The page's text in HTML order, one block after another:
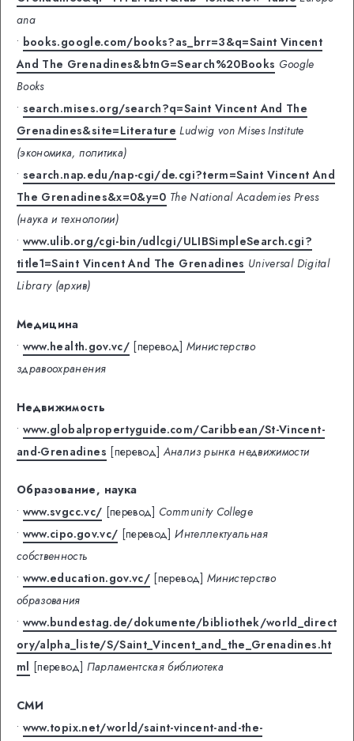
ana
• books.google.com/books?as_brr=3&q=Saint Vincent
And The Grenadines&btnG=Search%20Books Google
Books
• search.mises.org/search?q=Saint Vincent And The
Grenadines&site=Literature Ludwig von Mises Institute
(экономика, политика)
• search.nap.edu/nap-cgi/de.cgi?term=Saint Vincent And
The Grenadines&x=0&y=0 The National Academies Press
(наука и технологии)
• www.ulib.org/cgi-bin/udlcgi/ULIBSimpleSearch.cgi?
title1=Saint Vincent And The Grenadines Universal Digital
Library (архив)
Медицина
• www.health.gov.vc/ [перевод] Министерство
здравоохранения
Недвижимость
• www.globalpropertyguide.com/Caribbean/St-Vincent-
and-Grenadines [перевод] Анализ рынка недвижимости
Образование, наука
• www.svgcc.vc/ [перевод] Community College
• www.cipo.gov.vc/ [перевод] Интеллектуальная
собственность
• www.education.gov.vc/ [перевод] Министерство
образования
• www.bundestag.de/dokumente/bibliothek/world_direct
ory/alpha_liste/S/Saint_Vincent_and_the_Grenadines.ht
ml [перевод] Парламентская библиотека
СМИ
• www.topix.net/world/saint-vincent-and-the-